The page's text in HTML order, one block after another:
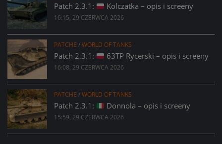
Patch 2.3.1: Kolczatka – opis i screeny
16:15, 29 CZERWCA 2026
PATCHE /WORLD OF TANKS
Patch 2.3.1: 63TP Rycerski – opis i screeny
16:08, 29 CZERWCA 2026
PATCHE /WORLD OF TANKS
Patch 2.3.1: Donnola – opis i screeny
15:59, 29 CZERWCA 2026